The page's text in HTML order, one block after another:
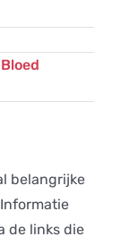
belangrijke
de links die